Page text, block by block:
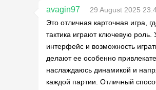
avagin97
29 August 2025
Это отличная карточная игра,
тактика играют ключевую роль.
интерфейс и возможность
делают ее особенно
наслаждаюсь динамикой и
каждой партии. Отличный